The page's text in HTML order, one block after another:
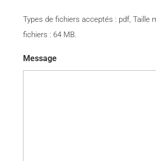
Types de fichiers acceptés : pdf, Taille
fichiers : 64 MB.
Message